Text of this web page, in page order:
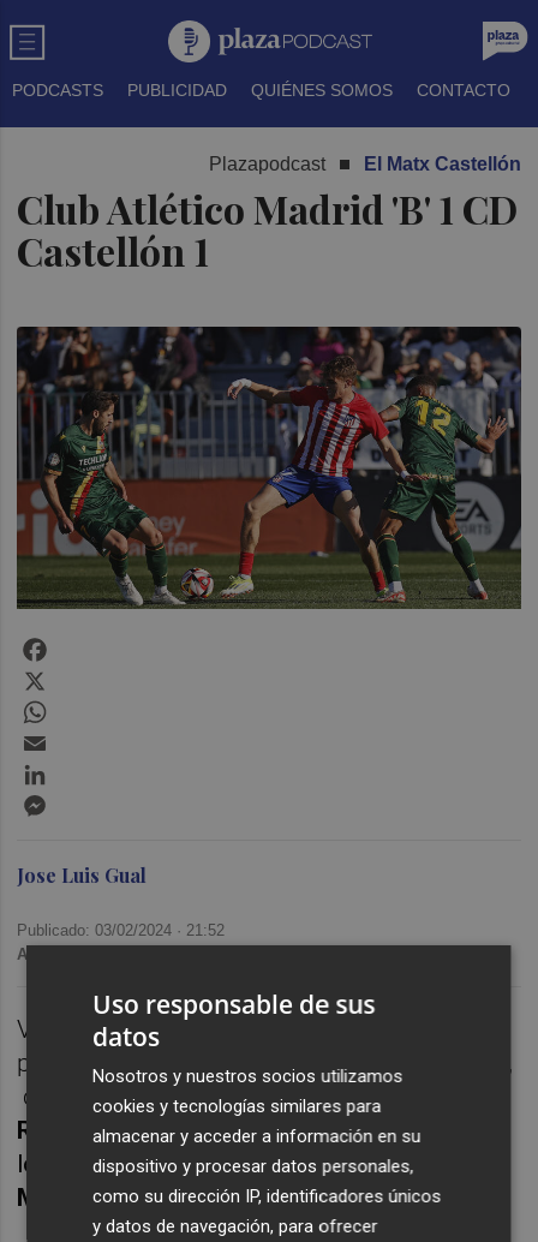
PODCASTS PUBLICIDAD QUIÉNES SOMOS CONTACTO
Plazapodcast El Matx Castellón
Club Atlético Madrid 'B' 1 CD
Castellón 1
Jose Luis Gual
Publicado: 03/02/2024 · 21:52
Actualizado: 03/02/2024 · 21:59
VALÈNCIA. Transmisión íntegra del
partido:
Atlético Madrid 'B CD Castellón 1 ,
correspondiente a la 22ª jornada de la
RFEF
. Con la narración de José Luis Gual
los comentarios deLuis PastoryAlejandro
Moll
Uso responsable de sus
datos
Nosotros y nuestros socios utilizamos
cookies y tecnologías similares para
almacenar y acceder a información en su
dispositivo y procesar datos personales,
como su dirección IP, identificadores únicos
y datos de navegación, para ofrecer